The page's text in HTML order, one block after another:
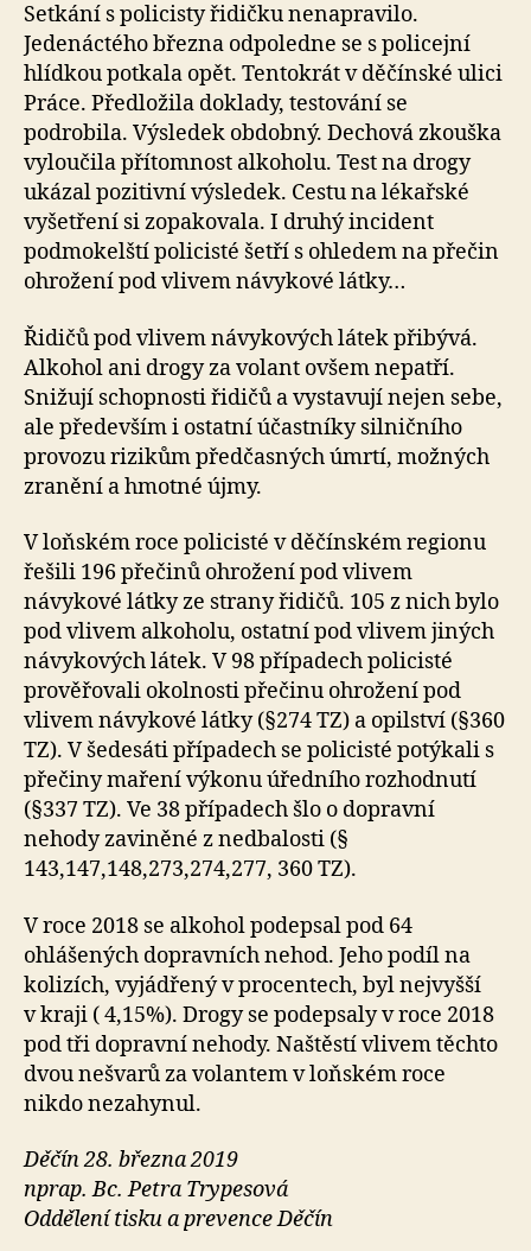
Setkání s policisty řidičku nenapravilo.
Jedenáctého března odpoledne se s policejní
hlídkou potkala opět. Tentokrát v děčínské ulici
Práce. Předložila doklady, testování se
podrobila. Výsledek obdobný. Dechová zkouška
vyloučila přítomnost alkoholu. Test na drogy
ukázal pozitivní výsledek. Cestu na lékařské
vyšetření si zopakovala. I druhý incident
podmokelští policisté šetří s ohledem na přečin
ohrožení pod vlivem návykové látky…
Řidičů pod vlivem návykových látek přibývá.
Alkohol ani drogy za volant ovšem nepatří.
Snižují schopnosti řidičů a vystavují nejen sebe,
ale především i ostatní účastníky silničního
provozu rizikům předčasných úmrtí, možných
zranění a hmotné újmy.
V loňském roce policisté v děčínském regionu
řešili 196 přečinů ohrožení pod vlivem
návykové látky ze strany řidičů. 105 z nich bylo
pod vlivem alkoholu, ostatní pod vlivem jiných
návykových látek. V 98 případech policisté
prověřovali okolnosti přečinu ohrožení pod
vlivem návykové látky (§274 TZ) a opilství (§360
TZ). V šedesáti případech se policisté potýkali s
přečiny maření výkonu úředního rozhodnutí
(§337 TZ). Ve 38 případech šlo o dopravní
nehody zaviněné z nedbalosti (§
143,147,148,273,274,277, 360 TZ).
V roce 2018 se alkohol podepsal pod 64
ohlášených dopravních nehod. Jeho podíl na
kolizích, vyjádřený v procentech, byl nejvyšší
v kraji ( 4,15%). Drogy se podepsaly v roce 2018
pod tři dopravní nehody. Naštěstí vlivem těchto
dvou nešvarů za volantem v loňském roce
nikdo nezahynul.
Děčín 28. března 2019
nprap. Bc. Petra Trypesová
Oddělení tisku a prevence Děčín